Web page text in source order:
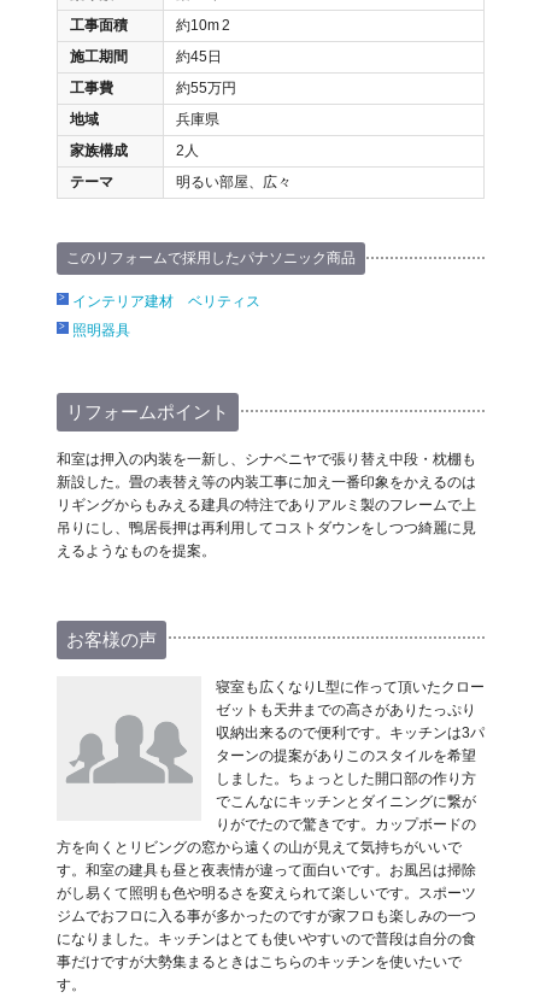
工事面積
約10m2
施工期間
約45日
工事費
約55万円
地域
兵庫県
家族構成
2人
テーマ
明るい部屋、広々
このリフォームで採用したパナソニック商品
インテリア建材 ベリティス
照明器具
リフォームポイント
和室は押入の内装を一新し、シナベニヤで張り替え中段・枕棚も
新設した。畳の表替え等の内装工事に加え一番印象をかえるのは
リギングからもみえる建具の特注でありアルミ製のフレームで上
吊りにし、鴨居長押は再利用してコストダウンをしつつ綺麗に見
えるようなものを提案。
お客様の声
寝室も広くなりL型に作って頂いたクロー
ゼットも天井までの高さがありたっぷり
収納出来るので便利です。キッチンは3パ
ターンの提案がありこのスタイルを希望
しました。ちょっとした開口部の作り方
でこんなにキッチンとダイニングに繋が
りがでたので驚きです。カップボードの
方を向くとリビングの窓から遠くの山が見えて気持ちがいいで
す。和室の建具も昼と夜表情が違って面白いです。お風呂は掃除
がし易くて照明も色や明るさを変えられて楽しいです。スポーツ
ジムでおフロに入る事が多かったのですが家フロも楽しみの一つ
になりました。キッチンはとても使いやすいので普段は自分の食
事だけですが大勢集まるときはこちらのキッチンを使いたいで
す。